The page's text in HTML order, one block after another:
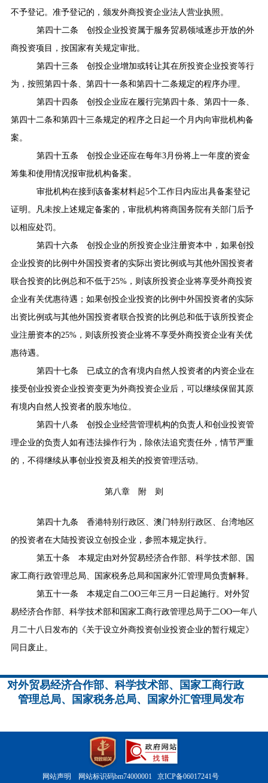
不予登记。准予登记的，颁发外商投资企业法人营业执照。
第四十二条 创投企业投资属于服务贸易领域逐步开放的外
商投资项目，按国家有关规定审批。
第四十三条 创投企业增加或转让其在所投资企业投资等行
为，按照第四十条、第四十一条和第四十二条规定的程序办理。
第四十四条 创投企业应在履行完第四十条、第四十一条、
第四十二条和第四十三条规定的程序之日起一个月内向审批机构备
案。
第四十五条 创投企业还应在每年3月份将上一年度的资金
筹集和使用情况报审批机构备案。
审批机构在接到该备案材料起5个工作日内应出具备案登记
证明。凡未按上述规定备案的，审批机构将商国务院有关部门后予
以相应处罚。
第四十六条 创投企业的所投资企业注册资本中，如果创投
企业投资的比例中外国投资者的实际出资比例或与其他外国投资者
联合投资的比例总和不低于25%，则该所投资企业将享受外商投资
企业有关优惠待遇；如果创投企业投资的比例中外国投资者的实际
出资比例或与其他外国投资者联合投资的比例总和低于该所投资企
业注册资本的25%，则该所投资企业将不享受外商投资企业有关优
惠待遇。
第四十七条 已成立的含有境内自然人投资者的内资企业在
接受创业投资企业投资变更为外商投资企业后，可以继续保留其原
有境内自然人投资者的股东地位。
第四十八条 创投企业经营管理机构的负责人和创业投资管
理企业的负责人如有违法操作行为，除依法追究责任外，情节严重
的，不得继续从事创业投资及相关的投资管理活动。
第八章 附 则
第四十九条 香港特别行政区、澳门特别行政区、台湾地区
的投资者在大陆投资设立创投企业，参照本规定执行。
第五十条 本规定由对外贸易经济合作部、科学技术部、国
家工商行政管理总局、国家税务总局和国家外汇管理局负责解释。
第五十一条 本规定自二OO三年三月一日起施行。对外贸
易经济合作部、科学技术部和国家工商行政管理总局于二OO一年八
月二十八日发布的《关于设立外商投资创业投资企业的暂行规定》
同日废止。
对外贸易经济合作部、科学技术部、国家工商行政
管理总局、国家税务总局、国家外汇管理局发布
网站声明 网站标识码bm74000001 京ICP备06017241号